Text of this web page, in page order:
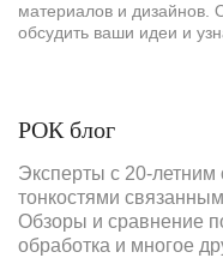
материалов и дизайнов.
обсудить ваши идеи и
РОК блог
Эксперты с 20-
тонкостями
Обзоры и сравнение
обработка и многое